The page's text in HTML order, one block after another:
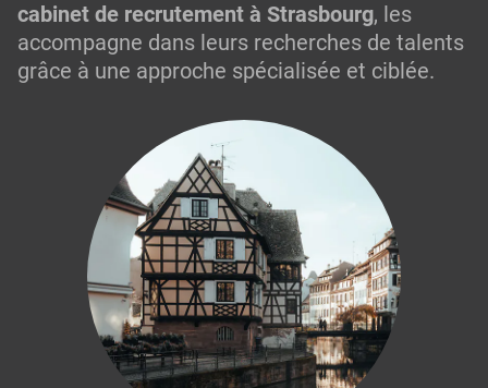
cabinet de recrutement à Strasbourg, les
accompagne dans leurs recherches de talents
grâce à une approche spécialisée et ciblée.